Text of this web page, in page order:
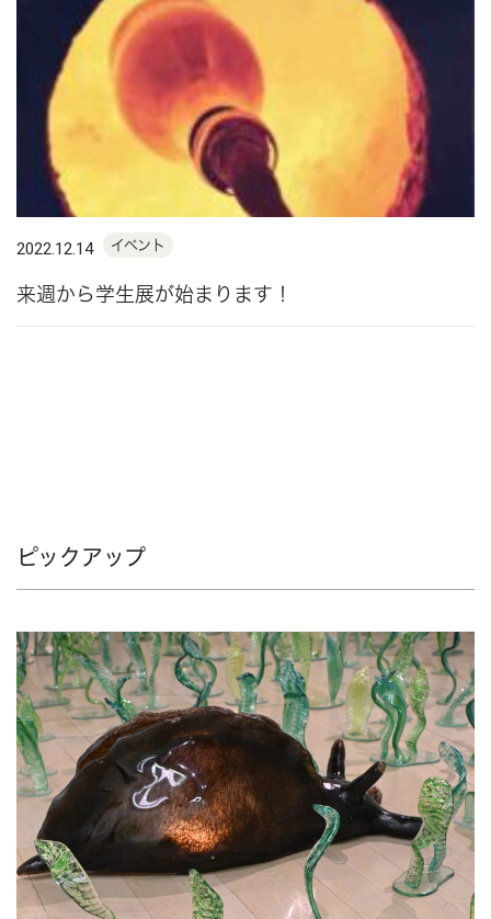
2022.12.14 イベント
来週から学生展が始まります！
ピックアップ